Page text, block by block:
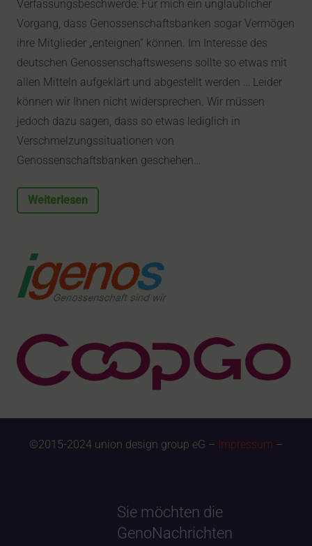
Verfassungsbeschwerde: Für mich ein unglaublicher
Vorgang, dass Genossenschaftsbanken sogar Vermögen
ihre Mitglieder „enteignen“ können. Im Interesse des
deutschen Genossenschaftswesens sollte so etwas mit
allen Mitteln aufgeklärt und abgestellt werden … Leider
können wir Ihnen nicht widersprechen. Wir müssen
jedoch dazu sagen, dass so etwas lediglich in
Verschmelzungssituationen von
Genossenschaftsbanken geschehen…
Weiterlesen
©2015-2024 union design group eG – Impressum –
Sie möchten die
GenoNachrichten